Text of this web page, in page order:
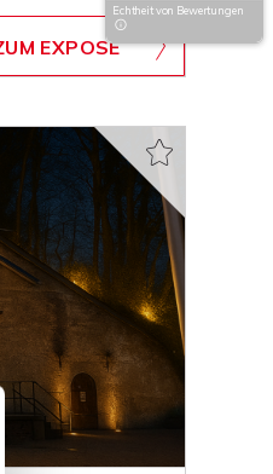
EXPOSÉ
Echtheit von Bewertungen